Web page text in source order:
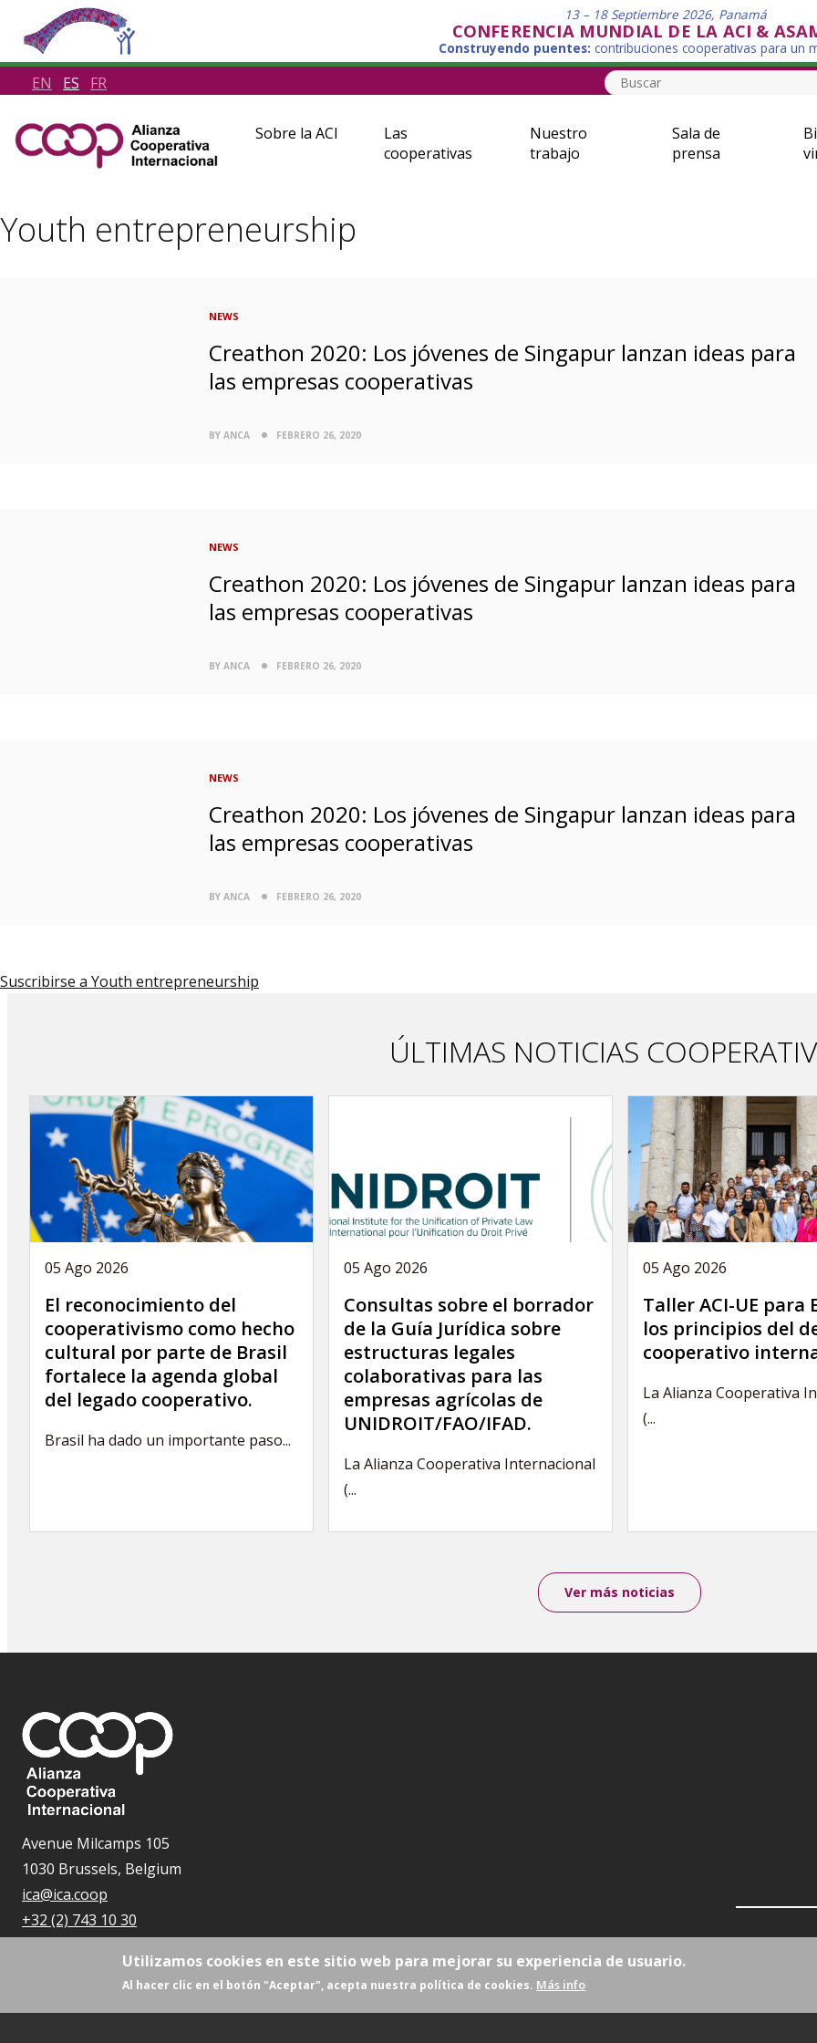
13 – 18 Septiembre 2026, Panamá
CONFERENCIA MUNDIAL DE LA ACI &
Construyendo puentes: contribuciones cooperativas para un
EN ES FR
Sobre la ACI
Las
cooperativas
Nuestro
trabajo
Sala de
prensa
Youth entrepreneurship
NEWS
Creathon 2020: Los jóvenes de Singapur lanzan ideas para
las empresas cooperativas
BY ANCA FEBRERO 26, 2020
NEWS
Creathon 2020: Los jóvenes de Singapur lanzan ideas para
las empresas cooperativas
BY ANCA FEBRERO 26, 2020
NEWS
Creathon 2020: Los jóvenes de Singapur lanzan ideas para
las empresas cooperativas
BY ANCA FEBRERO 26, 2020
Suscribirse a Youth entrepreneurship
ÚLTIMAS NOTICIAS
05 Ago 2026
El reconocimiento del
cooperativismo como hecho
cultural por parte de Brasil
fortalece la agenda global
del legado cooperativo.
Brasil ha dado un importante paso...
05 Ago 2026
Consultas sobre el borrador
de la Guía Jurídica sobre
estructuras legales
colaborativas para las
empresas agrícolas de
UNIDROIT/FAO/IFAD.
La Alianza Cooperativa Internacional
(...
05 Ago 2026
Taller ACI-UE para
los principios del
cooperativo
La Alianza Cooperativa
(...
Ver más noticias
Avenue Milcamps 105
1030 Brussels, Belgium
ica@ica.coop
+32 (2) 743 10 30
Utilizamos cookies en este sitio web para mejorar su experiencia de usuario.
Al hacer clic en el botón "Aceptar", acepta nuestra política de cookies. Más info